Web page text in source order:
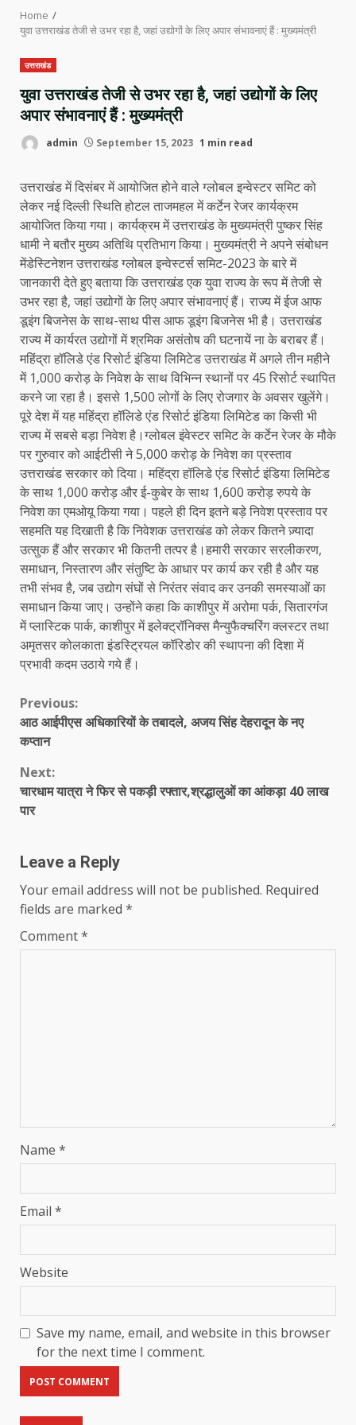
Home
युवा उत्तराखंड तेजी से उभर रहा है, जहां उद्योगों के लिए अपार संभावनाएं हैं : मुख्यमंत्री
उत्तराखंड
युवा उत्तराखंड तेजी से उभर रहा है, जहां उद्योगों के लिए
अपार संभावनाएं हैं : मुख्यमंत्री
admin September 15, 2023 1 min read
उत्तराखंड में दिसंबर में आयोजित होने वाले ग्लोबल इन्वेस्टर समिट को
लेकर नई दिल्ली स्थिति होटल ताजमहल में कर्टेन रेजर कार्यक्रम
आयोजित किया गया। कार्यक्रम में उत्तराखंड के मुख्यमंत्री पुष्कर सिंह
धामी ने बतौर मुख्य अतिथि प्रतिभाग किया। मुख्यमंत्री ने अपने संबोधन
मेंडेस्टिनेशन उत्तराखंड ग्लोबल इन्वेस्टर्स समिट-2023 के बारे में
जानकारी देते हुए बताया कि उत्तराखंड एक युवा राज्य के रूप में तेजी से
उभर रहा है, जहां उद्योगों के लिए अपार संभावनाएं हैं। राज्य में ईज आफ
डूइंग बिजनेस के साथ-साथ पीस आफ डूइंग बिजनेस भी है। उत्तराखंड
राज्य में कार्यरत उद्योगों में श्रमिक असंतोष की घटनायें ना के बराबर हैं।
महिंद्रा हॉलिडे एंड रिसोर्ट इंडिया लिमिटेड उत्तराखंड में अगले तीन महीने
में 1,000 करोड़ के निवेश के साथ विभिन्न स्थानों पर 45 रिसोर्ट स्थापित
करने जा रहा है। इससे 1,500 लोगों के लिए रोजगार के अवसर खुलेंगे।
पूरे देश में यह महिंद्रा हॉलिडे एंड रिसोर्ट इंडिया लिमिटेड का किसी भी
राज्य में सबसे बड़ा निवेश है।ग्लोबल इंवेस्टर समिट के कर्टेन रेजर के मौके
पर गुरुवार को आईटीसी ने 5,000 करोड़ के निवेश का प्रस्ताव
उत्तराखंड सरकार को दिया। महिंद्रा हॉलिडे एंड रिसोर्ट इंडिया लिमिटेड
के साथ 1,000 करोड़ और ई-कुबेर के साथ 1,600 करोड़ रुपये के
निवेश का एमओयू किया गया। पहले ही दिन इतने बड़े निवेश प्रस्ताव पर
सहमति यह दिखाती है कि निवेशक उत्तराखंड को लेकर कितने ज़्यादा
उत्सुक हैं और सरकार भी कितनी तत्पर है।हमारी सरकार सरलीकरण,
समाधान, निस्तारण और संतुष्टि के आधार पर कार्य कर रही है और यह
तभी संभव है, जब उद्योग संघों से निरंतर संवाद कर उनकी समस्याओं का
समाधान किया जाए। उन्होंने कहा कि काशीपुर में अरोमा पर्क, सितारगंज
में प्लास्टिक पार्क, काशीपुर में इलेक्ट्रॉनिक्स मैन्युफैक्चरिंग क्लस्टर तथा
अमृतसर कोलकाता इंडस्ट्रियल कॉरिडोर की स्थापना की दिशा में
प्रभावी कदम उठाये गये हैं।
Continue
Reading
Previous:
आठ आईपीएस अधिकारियों के तबादले, अजय सिंह देहरादून के नए
कप्तान
Next:
चारधाम यात्रा ने फिर से पकड़ी रफ्तार,श्रद्धालुओं का आंकड़ा 40 लाख
पार
Leave a Reply
Your email address will not be published. Required
fields are marked *
Comment*
Name *
Email *
Website
Save my name, email, and website in this browser
for the next time I comment.